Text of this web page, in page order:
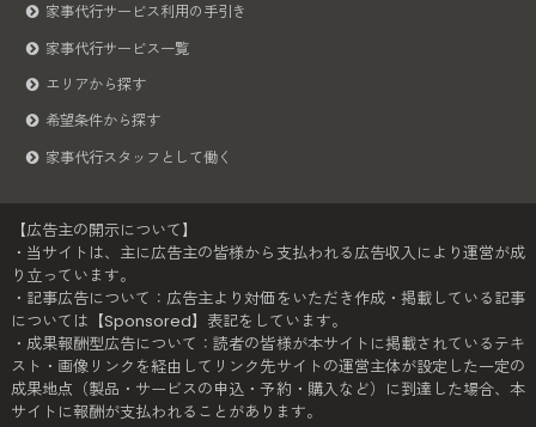
家事代行サービス利用の手引き
家事代行サービス一覧
エリアから探す
希望条件から探す
家事代行スタッフとして働く
【広告主の開示について】
・当サイトは、主に広告主の皆様から支払われる広告収入により運営が成
り立っています。
・記事広告について：広告主より対価をいただき作成・掲載している記事
については【Sponsored】表記をしています。
・成果報酬型広告について：読者の皆様が本サイトに掲載されているテキ
スト・画像リンクを経由してリンク先サイトの運営主体が設定した一定の
成果地点（製品・サービスの申込・予約・購入など）に到達した場合、本
サイトに報酬が支払われることがあります。